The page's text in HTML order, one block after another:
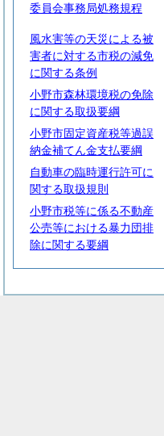
委員会事務局処務規程
風水害等の天災による被
害者に対する市税の減免
に関する条例
小野市森林環境税の免除
に関する取扱要綱
小野市固定資産税等過誤
納金補てん金支払要綱
自動車の臨時運行許可に
関する取扱規則
小野市税等に係る不動産
公売等における暴力団排
除に関する要綱